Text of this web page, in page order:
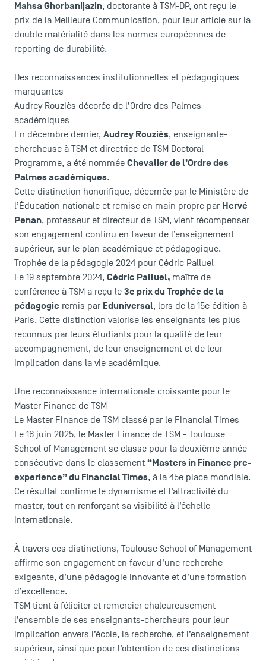
ACCÈS DIRECTS
Actualités
Agenda
Recrutement
Brochures
Logos et identité graphique
Presse
FAQ
Contact
Plans et accès à TSM
Mahsa Ghorbanijazin, doctorante à TSM-DP, ont reçu le
prix de la Meilleure Communication, pour leur article sur la
double matérialité dans les normes européennes de
reporting de durabilité.
Des reconnaissances institutionnelles et pédagogiques
marquantes
Audrey Rouziès décorée de l’Ordre des Palmes
académiques
En décembre dernier, Audrey Rouziès, enseignante-
chercheuse à TSM et directrice de TSM Doctoral
Programme, a été nommée Chevalier de l’Ordre des
Palmes académiques.
Cette distinction honorifique, décernée par le Ministère de
l’Éducation nationale et remise en main propre par Hervé
Penan, professeur et directeur de TSM, vient récompenser
son engagement continu en faveur de l’enseignement
supérieur, sur le plan académique et pédagogique.
Trophée de la pédagogie 2024 pour Cédric Palluel
Le 19 septembre 2024, Cédric Palluel, maître de
conférence à TSM a reçu le 3e prix du Trophée de la
pédagogie remis par Eduniversal, lors de la 15e édition à
Paris. Cette distinction valorise les enseignants les plus
reconnus par leurs étudiants pour la qualité de leur
accompagnement, de leur enseignement et de leur
implication dans la vie académique.
Une reconnaissance internationale croissante pour le
Master Finance de TSM
Le Master Finance de TSM classé par le Financial Times
Le 16 juin 2025, le Master Finance de TSM - Toulouse
School of Management se classe pour la deuxième année
consécutive dans le classement “Masters in Finance pre-
experience” du Financial Times, à la 45e place mondiale.
Ce résultat confirme le dynamisme et l’attractivité du
master, tout en renforçant sa visibilité à l’échelle
internationale.
À travers ces distinctions, Toulouse School of Management
affirme son engagement en faveur d’une recherche
exigeante, d’une pédagogie innovante et d’une formation
d’excellence.
TSM tient à féliciter et remercier chaleureusement
l’ensemble de ses enseignants-chercheurs pour leur
implication envers l’école, la recherche, et l’enseignement
supérieur, ainsi que pour l’obtention de ces distinctions